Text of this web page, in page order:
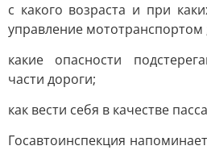
с какого возраста и при
управление мототранспортом
какие опасности
части дороги;
как вести себя в качестве
Госавтоинспекция